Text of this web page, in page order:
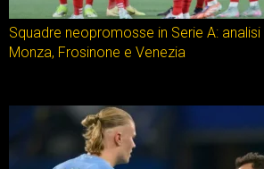
Squadre neopromosse in Serie A:
Monza, Frosinone e Venezia